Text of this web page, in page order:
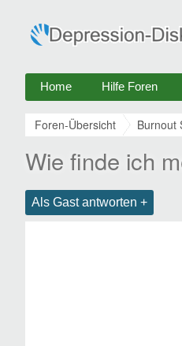
Home Hilfe Foren
Foren-Übersicht Burnout
Wie finde ich
Als Gast antworten +